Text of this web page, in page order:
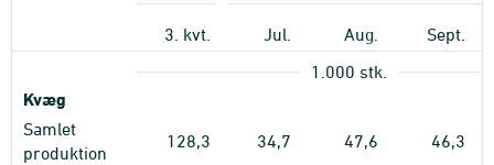
3. kvt. Jul. Aug.
Sept.
1.000 stk.
Kvæg
Samlet
produktion
128,3 34,7 47,6 46,3